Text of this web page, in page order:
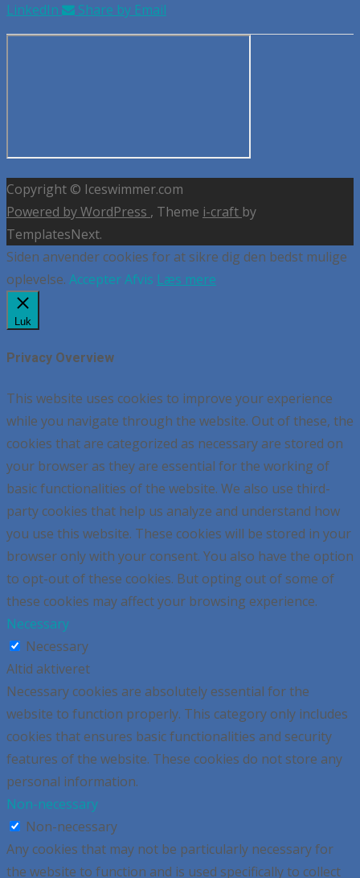
LinkedIn
Share by Email
Copyright © Iceswimmer.com
Powered by WordPress , Theme i-craft by
TemplatesNext.
Siden anvender cookies for at sikre dig den bedst mulige
oplevelse. AccepterAfvis Læs mere
Luk
Privacy Overview
This website uses cookies to improve your experience
while you navigate through the website. Out of these, the
cookies that are categorized as necessary are stored on
your browser as they are essential for the working of
basic functionalities of the website. We also use third-
party cookies that help us analyze and understand how
you use this website. These cookies will be stored in your
browser only with your consent. You also have the option
to opt-out of these cookies. But opting out of some of
these cookies may affect your browsing experience.
Necessary
Necessary
Altid aktiveret
Necessary cookies are absolutely essential for the
website to function properly. This category only includes
cookies that ensures basic functionalities and security
features of the website. These cookies do not store any
personal information.
Non-necessary
Non-necessary
Any cookies that may not be particularly necessary for
the website to function and is used specifically to collect